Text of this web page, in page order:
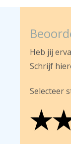
Heb jij
Schrijf
Selecteer
★
★
★
★
★